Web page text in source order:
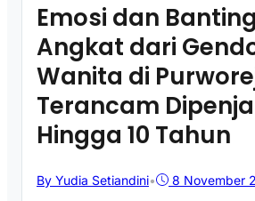
Emosi dan
Angkat dari
Wanita di
Terancam
Hingga 10 Tahun
By Yudia Setiandini• 8 November